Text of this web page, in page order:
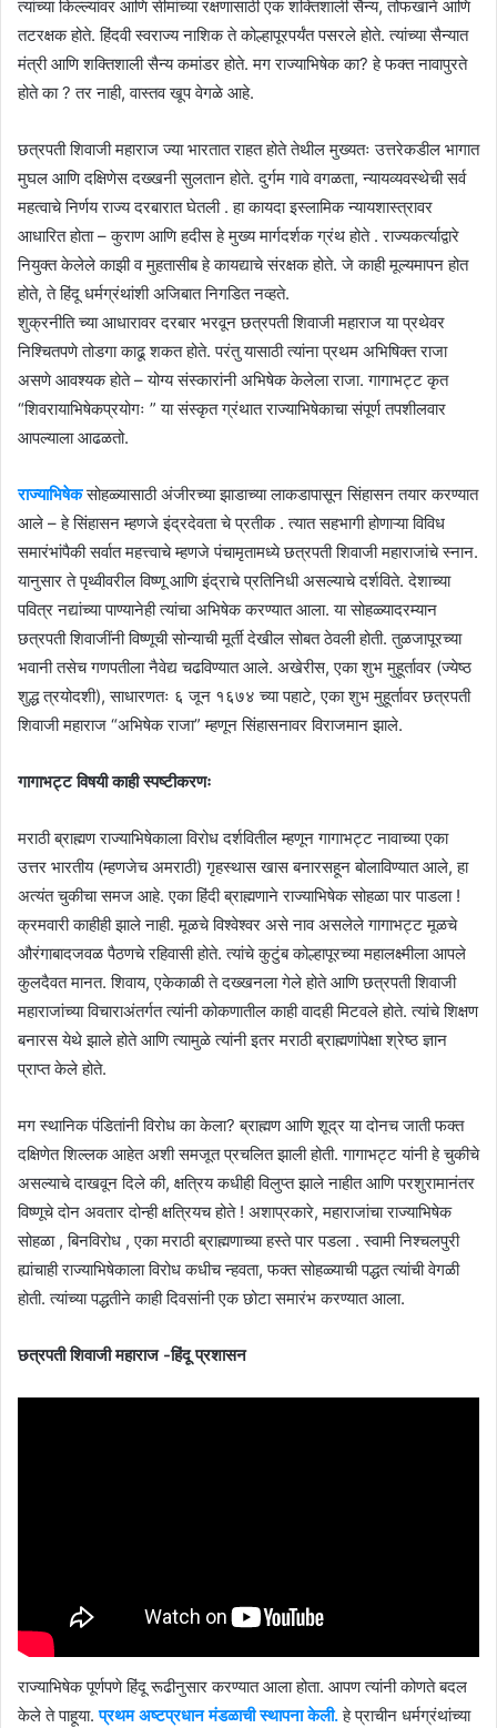
त्यांच्या किल्ल्यांवर आणि सीमांच्या रक्षणासाठी एक शक्तिशाली सैन्य, तोफखाने आणि
तटरक्षक होते. हिंदवी स्वराज्य नाशिक ते कोल्हापूरपर्यंत पसरले होते. त्यांच्या सैन्यात
मंत्री आणि शक्तिशाली सैन्य कमांडर होते. मग राज्याभिषेक का? हे फक्त नावापुरते
होते का ? तर नाही, वास्तव खूप वेगळे आहे.
छत्रपती शिवाजी महाराज ज्या भारतात राहत होते तेथील मुख्यतः उत्तरेकडील भागात
मुघल आणि दक्षिणेस दख्खनी सुलतान होते. दुर्गम गावे वगळता, न्यायव्यवस्थेची सर्व
महत्वाचे निर्णय राज्य दरबारात घेतली . हा कायदा इस्लामिक न्यायशास्त्रावर
आधारित होता – कुराण आणि हदीस हे मुख्य मार्गदर्शक ग्रंथ होते . राज्यकर्त्याद्वारे
नियुक्त केलेले काझी व मुहतासीब हे कायद्याचे संरक्षक होते. जे काही मूल्यमापन होत
होते, ते हिंदू धर्मग्रंथांशी अजिबात निगडित नव्हते.
शुक्रनीति च्या आधारावर दरबार भरवून छत्रपती शिवाजी महाराज या प्रथेवर
निश्चितपणे तोडगा काढू शकत होते. परंतु यासाठी त्यांना प्रथम अभिषिक्त राजा
असणे आवश्यक होते – योग्य संस्कारांनी अभिषेक केलेला राजा. गागाभट्ट कृत
“शिवरायाभिषेकप्रयोगः ” या संस्कृत ग्रंथात राज्याभिषेकाचा संपूर्ण तपशीलवार
आपल्याला आढळतो.
राज्याभिषेकसोहळ्यासाठी अंजीरच्या झाडाच्या लाकडापासून सिंहासन तयार करण्यात
आले – हे सिंहासन म्हणजे इंद्रदेवता चे प्रतीक . त्यात सहभागी होणाऱ्या विविध
समारंभांपैकी सर्वात महत्त्वाचे म्हणजे पंचामृतामध्ये छत्रपती शिवाजी महाराजांचे स्नान.
यानुसार ते पृथ्वीवरील विष्णू आणि इंद्राचे प्रतिनिधी असल्याचे दर्शविते. देशाच्या
पवित्र नद्यांच्या पाण्यानेही त्यांचा अभिषेक करण्यात आला. या सोहळ्यादरम्यान
छत्रपती शिवाजींनी विष्णूची सोन्याची मूर्ती देखील सोबत ठेवली होती. तुळजापूरच्या
भवानी तसेच गणपतीला नैवेद्य चढविण्यात आले. अखेरीस, एका शुभ मुहूर्तावर (ज्येष्ठ
शुद्ध त्रयोदशी), साधारणतः ६ जून १६७४ च्या पहाटे, एका शुभ मुहूर्तावर छत्रपती
शिवाजी महाराज “अभिषेक राजा” म्हणून सिंहासनावर विराजमान झाले.
गागाभट्ट विषयी काही स्पष्टीकरणः
मराठी ब्राह्मण राज्याभिषेकाला विरोध दर्शवितील म्हणून गागाभट्ट नावाच्या एका
उत्तर भारतीय (म्हणजेच अमराठी) गृहस्थास खास बनारसहून बोलाविण्यात आले, हा
अत्यंत चुकीचा समज आहे. एका हिंदी ब्राह्मणाने राज्याभिषेक सोहळा पार पाडला !
क्रमवारी काहीही झाले नाही. मूळचे विश्वेश्वर असे नाव असलेले गागाभट्ट मूळचे
औरंगाबादजवळ पैठणचे रहिवासी होते. त्यांचे कुटुंब कोल्हापूरच्या महालक्ष्मीला आपले
कुलदैवत मानत. शिवाय, एकेकाळी ते दख्खनला गेले होते आणि छत्रपती शिवाजी
महाराजांच्या विचाराअंतर्गत त्यांनी कोकणातील काही वादही मिटवले होते. त्यांचे शिक्षण
बनारस येथे झाले होते आणि त्यामुळे त्यांनी इतर मराठी ब्राह्मणांपेक्षा श्रेष्ठ ज्ञान
प्राप्त केले होते.
मग स्थानिक पंडितांनी विरोध का केला? ब्राह्मण आणि शूद्र या दोनच जाती फक्त
दक्षिणेत शिल्लक आहेत अशी समजूत प्रचलित झाली होती. गागाभट्ट यांनी हे चुकीचे
असल्याचे दाखवून दिले की, क्षत्रिय कधीही विलुप्त झाले नाहीत आणि परशुरामानंतर
विष्णूचे दोन अवतार दोन्ही क्षत्रियच होते ! अशाप्रकारे, महाराजांचा राज्याभिषेक
सोहळा , बिनविरोध , एका मराठी ब्राह्मणाच्या हस्ते पार पडला . स्वामी निश्चलपुरी
ह्यांचाही राज्याभिषेकाला विरोध कधीच न्हवता, फक्त सोहळ्याची पद्धत त्यांची वेगळी
होती. त्यांच्या पद्धतीने काही दिवसांनी एक छोटा समारंभ करण्यात आला.
छत्रपती शिवाजी महाराज -हिंदू प्रशासन
राज्याभिषेक पूर्णपणे हिंदू रूढीनुसार करण्यात आला होता. आपण त्यांनी कोणते बदल
केले ते पाहूया. प्रथम अष्टप्रधान मंडळाची स्थापना केली. हे प्राचीन धर्मग्रंथांच्या